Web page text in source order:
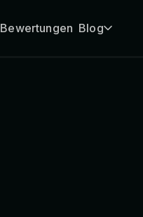
Bewertungen Blog